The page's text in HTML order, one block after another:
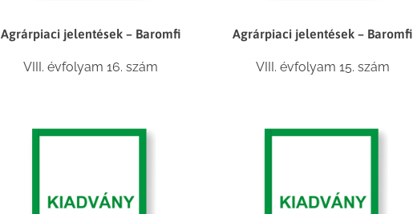
Agrárpiaci jelentések – Baromfi
VIII. évfolyam 16. szám
Agrárpiaci jelentések – Baromfi
VIII. évfolyam 15. szám